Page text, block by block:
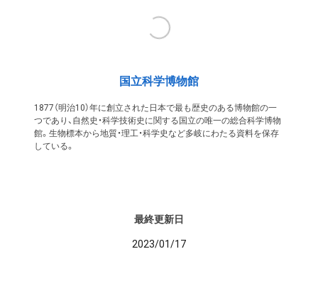
国立科学博物館
1877（明治10）年に創立された日本で最も歴史のある博物館の一
つであり、自然史・科学技術史に関する国立の唯一の総合科学博物
館。生物標本から地質・理工・科学史など多岐にわたる資料を保存
している。
最終更新日
2023/01/17